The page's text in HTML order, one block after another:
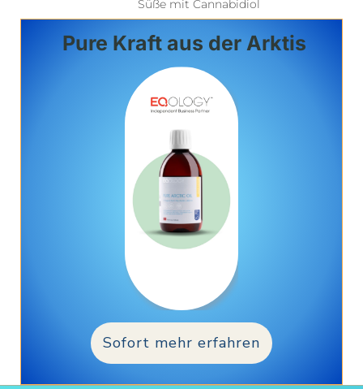
Süße mit Cannabidiol
Pure Kraft aus der Arktis
Sofort mehr erfahren